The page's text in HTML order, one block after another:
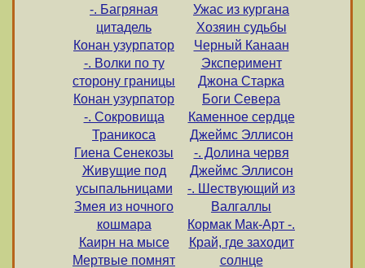
-. Багряная
цитадель
Конан узурпатор
-. Волки по ту
сторону границы
Конан узурпатор
-. Сокровища
Траникоса
Гиена Сенекозы
Живущие под
усыпальницами
Змея из ночного
кошмара
Каирн на мысе
Мертвые помнят
Ужас из кургана
Хозяин судьбы
Черный Канаан
Эксперимент
Джона Старка
Боги Севера
Каменное сердце
Джеймс Эллисон
-. Долина червя
Джеймс Эллисон
-. Шествующий из
Валгаллы
Кормак Мак-Арт -.
Край, где заходит
солнце